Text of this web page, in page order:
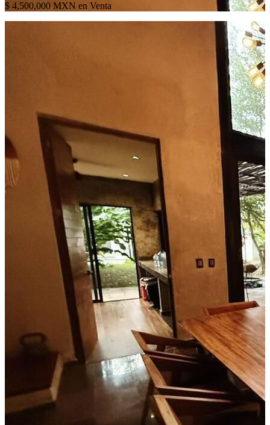
$ 4,500,000 MXN en Venta